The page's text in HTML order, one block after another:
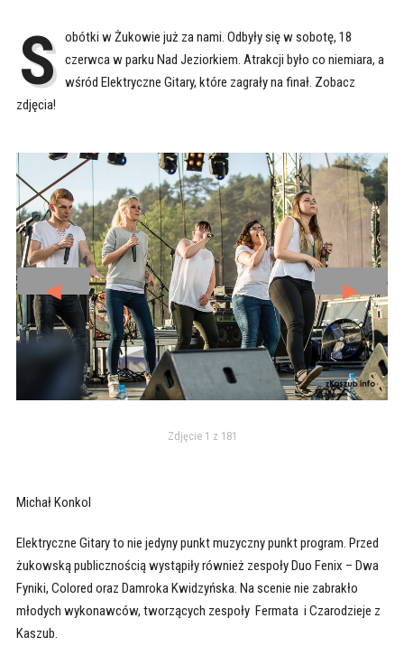
S obótki w Żukowie już za nami. Odbyły się w sobotę, 18
czerwca w parku Nad Jeziorkiem. Atrakcji było co niemiara, a
wśród Elektryczne Gitary, które zagrały na finał. Zobacz
zdjęcia!
◄ ►
Zdjęcie 1 z 181
Michał Konkol
Elektryczne Gitary to nie jedyny punkt muzyczny punkt program. Przed
żukowską publicznością wystąpiły również zespoły Duo Fenix – Dwa
Fyniki, Colored oraz Damroka Kwidzyńska. Na scenie nie zabrakło
młodych wykonawców, tworzących zespoły Fermata i Czarodzieje z
Kaszub.